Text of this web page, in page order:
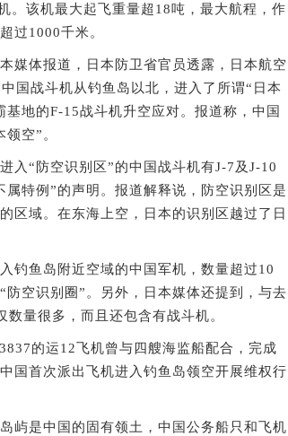
。该机最大起飞重量超18吨，最大航程，作
过1000千米。
媒体报道，日本防卫省官员透露，日本航空
国战斗机从钓鱼岛以北，进入了所谓“日本
地的F-15战斗机升空应对。报道称，中国
空”。
“防空识别区”的中国战斗机有J-7及J-10
特例”的声明。报道解释说，防空识别区是
区域。在东海上空，日本的识别区越过了日
鱼岛附近空域的中国军机，数量超过10
空识别圈”。另外，日本媒体还提到，与去
量很多，而且还包含有战斗机。
的运12飞机曾与四艘海监船配合，完成
国首次派出飞机进入钓鱼岛领空开展维权行
是中国的固有领土，中国公务船只和飞机